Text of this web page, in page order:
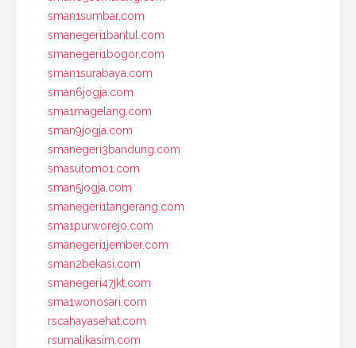
sman1sumbar.com
smanegeri1bantul.com
smanegeri1bogor.com
sman1surabaya.com
sman6jogja.com
sma1magelang.com
sman9jogja.com
smanegeri3bandung.com
smasutomo1.com
sman5jogja.com
smanegeri1tangerang.com
sma1purworejo.com
smanegeri1jember.com
sman2bekasi.com
smanegeri47jkt.com
sma1wonosari.com
rscahayasehat.com
rsumalikasim.com